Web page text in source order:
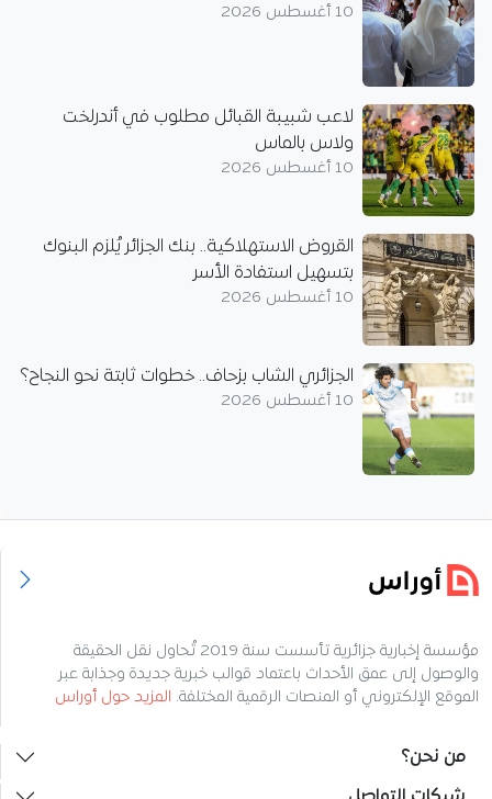
10 أغسطس 2026
لاعب شبيبة القبائل مطلوب في أندرلخت
ولاس بالماس
10 أغسطس 2026
القروض الاستهلاكية.. بنك الجزائر يُلزم البنوك
بتسهيل استفادة الأسر
10 أغسطس 2026
الجزائري الشاب بزحاف.. خطوات ثابتة نحو النجاح؟
10 أغسطس 2026
مؤسسة إخبارية جزائرية تأسست سنة 2019 تُحاول نقل الحقيقة
والوصول إلى عمق الأحداث باعتماد قوالب خبرية جديدة وجذابة عبر
الموقع الإلكتروني أو المنصات الرقمية المختلفة. المزيد حول أوراس
من نحن؟